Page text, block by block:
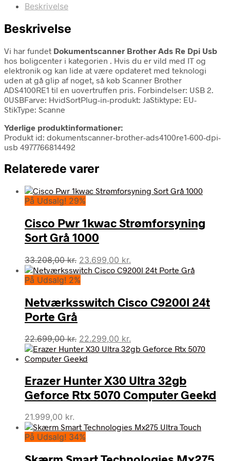
Beskrivelse
Beskrivelse
Vi har fundet Dokumentscanner Brother Ads Re Dpi Usb
hos boligcenter i kategorien . Hvis du er vild med IT og
elektronik og kan lide at være opdateret med teknologi
uden at gå glip af noget, så køb Scanner Brother
ADS4100RE1 til en uovertruffen pris. Forbindelser: USB 2.
0USBFarve: HvidSortPlug-in-produkt: JaStiktype: EU-
StikType: Scanne
Yderlige produktinformationer:
Produkt id: dokumentscanner-brother-ads4100re1-600-dpi-
usb 4977766814492
Relaterede varer
På Udsalg! 29%
Cisco Pwr 1kwac Strømforsyning
Sort Grå 1000
33.208,00kr. Den
oprindelige
pris
33.208,00 kr..
23.699,00 kr.
aktuelle
23.699,00 kr..
På Udsalg! 2%
Netværksswitch Cisco C9200l 24t
Porte Grå
22.699,00kr. Den
oprindelige
pris
22.699,00 kr..
22.299,00 kr.
aktuelle
22.299,00 kr..
Erazer Hunter X30 Ultra 32gb
Geforce Rtx 5070 Computer Geekd
21.999,00 kr.
På Udsalg! 34%